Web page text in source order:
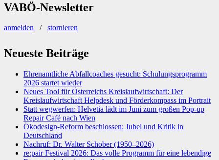
VABÖ-Newsletter
anmelden / stornieren
Neueste Beiträge
Ehrenamtliche Abfallcoaches gesucht: Schulungsprogramm
2026 startet wieder
Neues Tool für Österreichs Kreislaufwirtschaft: Der
Kreislaufwirtschaft Helpdesk und Förderkompass im Portrait
Statt wegwerfen: Helvetia lädt im Juni zum großen Pop-up
Repair Café nach Wien
Ökodesign-Reform beschlossen: Jubel und Kritik in
Deutschland
Nachruf: Dr. Walter Schober (1950–2026)
re:pair Festival 2026: Das volle Programm für eine lebendige